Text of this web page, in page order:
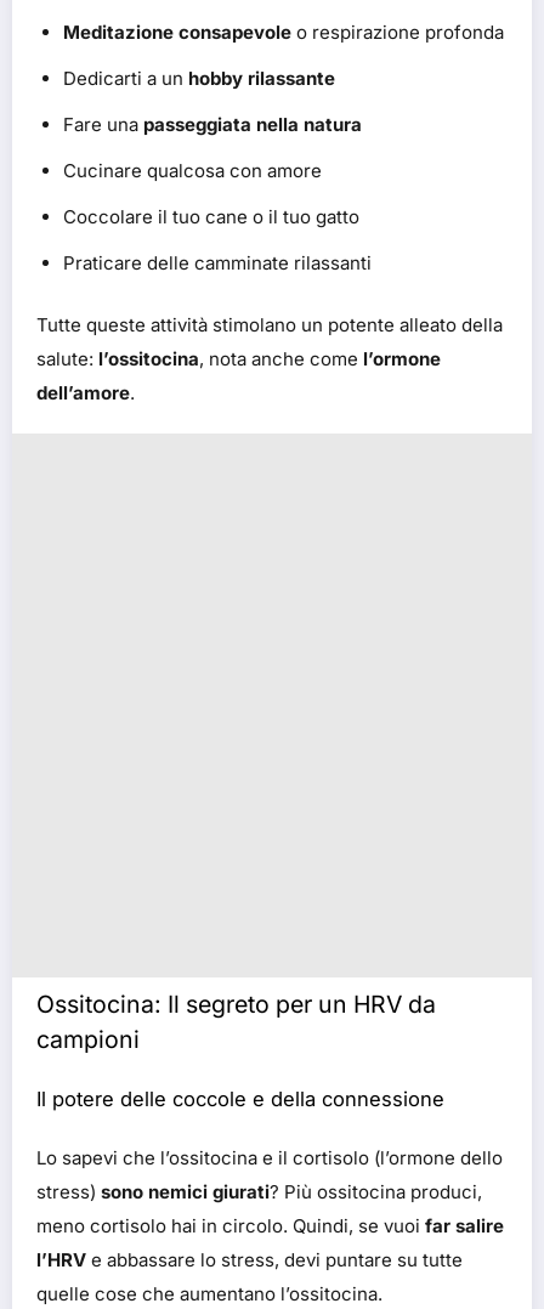
Meditazione consapevole o respirazione profonda
Dedicarti a un hobby rilassante
Fare una passeggiata nella natura
Cucinare qualcosa con amore
Coccolare il tuo cane o il tuo gatto
Praticare delle camminate rilassanti
Tutte queste attività stimolano un potente alleato della
salute: l’ossitocina, nota anche come l’ormone
dell’amore.
Ossitocina: Il segreto per un HRV da
campioni
Il potere delle coccole e della connessione
Lo sapevi che l’ossitocina e il cortisolo (l’ormone dello
stress) sono nemici giurati? Più ossitocina produci,
meno cortisolo hai in circolo. Quindi, se vuoi far salire
l’HRV e abbassare lo stress, devi puntare su tutte
quelle cose che aumentano l’ossitocina.